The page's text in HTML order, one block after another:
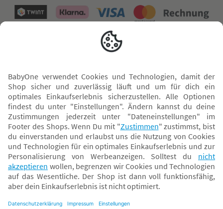
* Alle Preise inkl. MwSt. und ggf. zzgl.Versandkosten. Der dargestellte Preis gilt -
abhängig von der von dir gewählten Option - im BabyOne-Onlineshop oder bei
Abholung in dem von dir gewählten BabyOne-Franchise-Betrieb. Der für den
Onlineshop geltende Preis stellt bei einem Verkauf durch unsere Franchise-
Nehmer eine unverbindliche Preisempfehlung dar. Der Verkaufspreis der
Franchise-Nehmer im Rahmen der Option „Reservieren und Abholen“ kann